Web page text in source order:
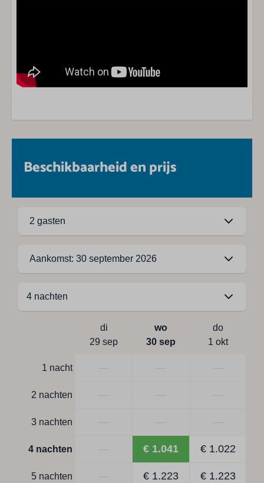
Beschikbaarheid en prijs
2 gasten
Aankomst: 30 september 2026
di
29 sep
wo
30 sep
do
1 okt
1 nacht
2 nachten
3 nachten
4 nachten € 1.041 € 1.022
5 nachten € 1.223 € 1.223